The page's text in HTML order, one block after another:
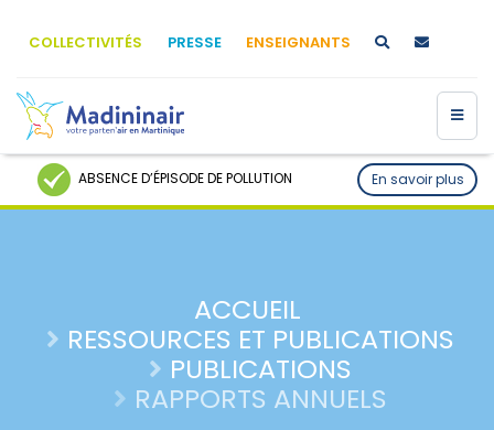
COLLECTIVITÉS PRESSE ENSEIGNANTS
ABSENCE D’ÉPISODE DE POLLUTION En savoir plus
ACCUEIL
RESSOURCES ET PUBLICATIONS
PUBLICATIONS
RAPPORTS ANNUELS